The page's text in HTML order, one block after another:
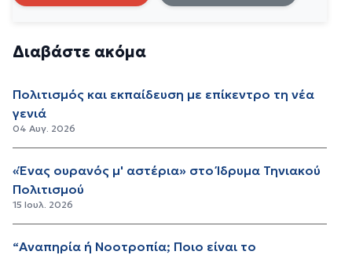
Διαβάστε ακόμα
Πολιτισμός και εκπαίδευση με επίκεντρο τη νέα
γενιά
04 Αυγ. 2026
«Ένας ουρανός μ' αστέρια» στο Ίδρυμα Τηνιακού
Πολιτισμού
15 Ιουλ. 2026
“Αναπηρία ή Νοοτροπία; Ποιο είναι το